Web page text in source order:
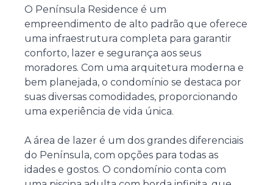
O Península Residence é um
empreendimento de alto padrão que oferece
uma infraestrutura completa para garantir
conforto, lazer e segurança aos seus
moradores. Com uma arquitetura moderna e
bem planejada, o condomínio se destaca por
suas diversas comodidades, proporcionando
uma experiência de vida única.
A área de lazer é um dos grandes diferenciais
do Península, com opções para todas as
idades e gostos. O condomínio conta com